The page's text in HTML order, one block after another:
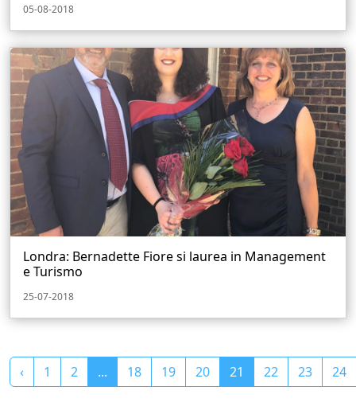
05-08-2018
Londra: Bernadette Fiore si laurea in Management
e Turismo
25-07-2018
‹ 1 2 ... 18 19 20 21 22 23 24